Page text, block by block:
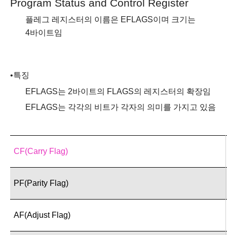
Program Status and Control Register
플레그 레지스터의 이름은 EFLAGS이며 크기는
4바이트임
•특징
EFLAGS는 2바이트의 FLAGS의 레지스터의 확장임
EFLAGS는 각각의 비트가 각자의 의미를 가지고 있음
CF(Carry Flag)
PF(Parity Flag)
AF(Adjust Flag)